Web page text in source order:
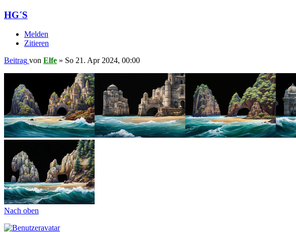
HG´S
Melden
Zitieren
Beitrag von Elfe » So 21. Apr 2024, 00:00
Nach oben